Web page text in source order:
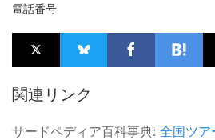
電話番号
関連リンク
サードペディア百科事典: 全国ツア